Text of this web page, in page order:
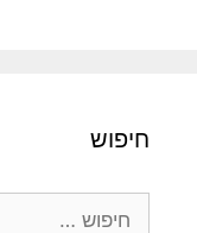
חיפוש